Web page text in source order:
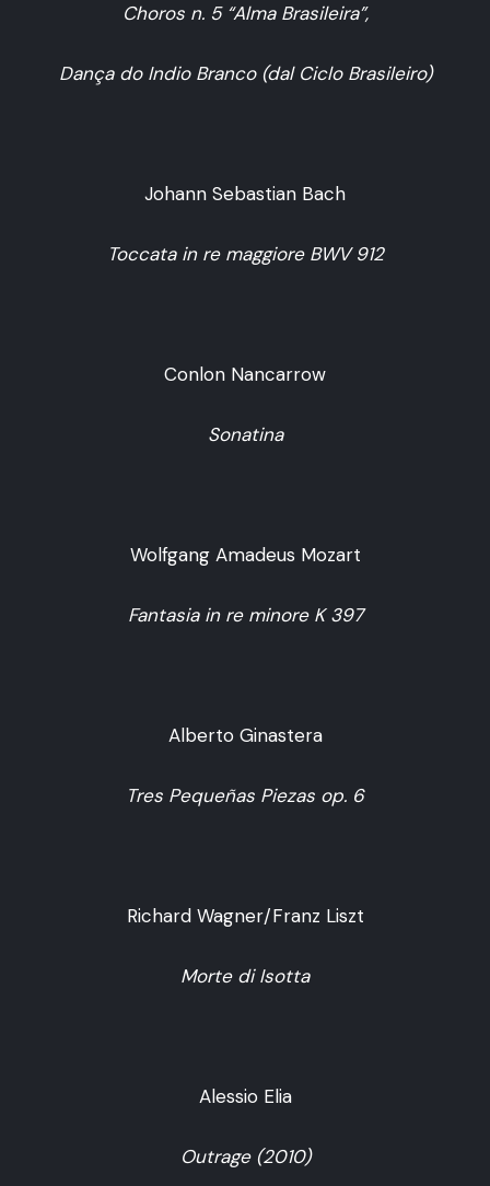
Choros n. 5 “Alma Brasileira”,
Dança do Indio Branco (dal Ciclo Brasileiro)
Johann Sebastian Bach
Toccata in re maggiore BWV 912
Conlon Nancarrow
Sonatina
Wolfgang Amadeus Mozart
Fantasia in re minore K 397
Alberto Ginastera
Tres Pequeñas Piezas op. 6
Richard Wagner/Franz Liszt
Morte di Isotta
Alessio Elia
Outrage (2010)